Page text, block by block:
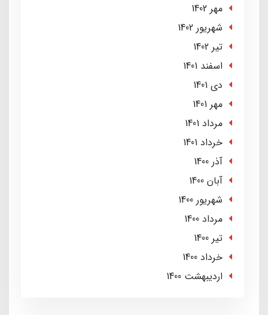
مهر 1402
شهریور 1402
تير 1402
اسفند 1401
دی 1401
مهر 1401
مرداد 1401
خرداد 1401
آذر 1400
آبان 1400
شهریور 1400
مرداد 1400
تير 1400
خرداد 1400
ارديبهشت 1400